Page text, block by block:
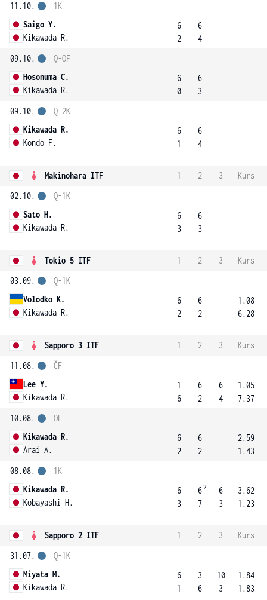
11.10.
Saigo Y.
Kikawada R.
1K
6
2
6
4
09.10.
Hosonuma C.
Kikawada R.
Q-OF
6
0
6
3
09.10.
Kikawada R.
Kondo F.
Q-2K
6
1
6
4
Makinohara ITF 1 2 3
Kurs
02.10.
Sato H.
Kikawada R.
Q-1K
6
3
6
3
Tokio 5 ITF 1 2 3
Kurs
03.09.
Volodko K.
Kikawada R.
Q-1K
6
2
6
2
1.08
6.28
Sapporo 3 ITF 1 2 3
Kurs
11.08.
Lee Y.
Kikawada R.
ČF
1
6
6
2
6
4
1.05
7.37
10.08.
Kikawada R.
Arai A.
OF
6
2
6
2
2.59
1.43
08.08.
Kikawada R.
Kobayashi H.
1K
6
3
62
7
6
3
3.62
1.23
Sapporo 2 ITF 1 2 3
Kurs
31.07.
Miyata M.
Kikawada R.
Q-1K
6
1
3
6
10
3
1.84
1.83